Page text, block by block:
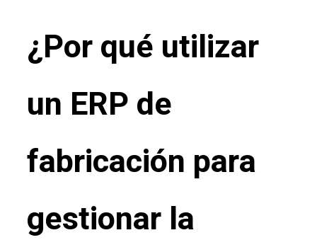
¿Por qué utilizar
un ERP de
fabricación para
gestionar la